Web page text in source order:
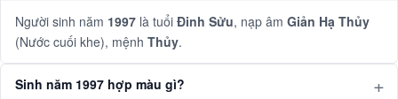
Người sinh năm 1997 là tuổi Đinh Sửu, nạp âm Giản Hạ Thủy
(Nước cuối khe), mệnh Thủy.
Sinh năm 1997 hợp màu gì?